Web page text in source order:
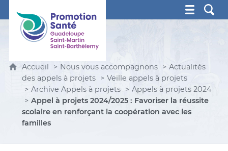
Promotion Santé Guadeloupe, Saint-Martin, Saint
Accueil Nous vous accompagnons
Actualités
des appels à projets
Veille appels à projets
Archive Appels à projets
Appels à projets 2024
Appel à projets 2024/2025 : Favoriser la réussite
scolaire en renforçant la coopération avec les
familles